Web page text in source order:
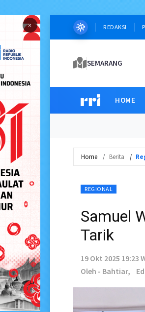
× REDAKSI
SEMARANG
HOME
Home Berita
REGIONAL
Samuel
Tarik
19 Okt 2025 19:23
Oleh - Bahtiar,